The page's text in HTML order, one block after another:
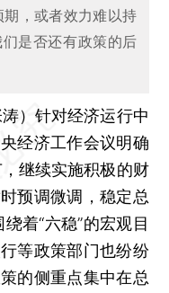
，或者效力难以持
是否还有政策的后
涛）针对经济运行中
经济工作会议明确
继续实施积极的财
预调微调，稳定总
着“六稳”的宏观目
等政策部门也纷纷
的侧重点集中在总